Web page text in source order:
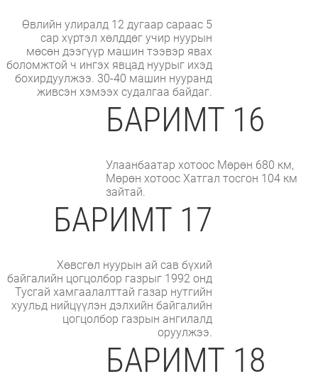
Өвлийн улиралд 12 дугаар сараас 5
сар хүртэл хөлддөг учир нуурын
мөсөн дээгүүр машин тээвэр явах
боломжтой ч ингэх явцад нуурыг ихэд
бохирдуулжээ. 30-40 машин нууранд
живсэн хэмээх судалгаа байдаг.
БАРИМТ 16
Улаанбаатар хотоос Мөрөн 680 км,
Мөрөн хотоос Хатгал тосгон 104 км
зайтай.
БАРИМТ 17
Хөвсгөл нуурын ай сав бүхий
байгалийн цогцолбор газрыг 1992 онд
Тусгай хамгаалалттай газар нутгийн
хуульд нийцүүлэн дэлхийн байгалийн
цогцолбор газрын ангилалд
оруулжээ.
БАРИМТ 18